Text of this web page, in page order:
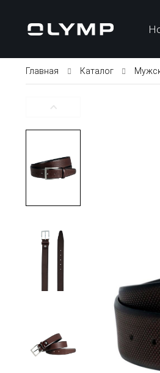
Главная Каталог